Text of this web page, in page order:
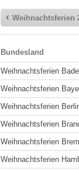
Weihnachtsferien
Bundesland
Weihnachtsferien
Weihnachtsferien
Weihnachtsferien
Weihnachtsferien
Weihnachtsferien
Weihnachtsferien